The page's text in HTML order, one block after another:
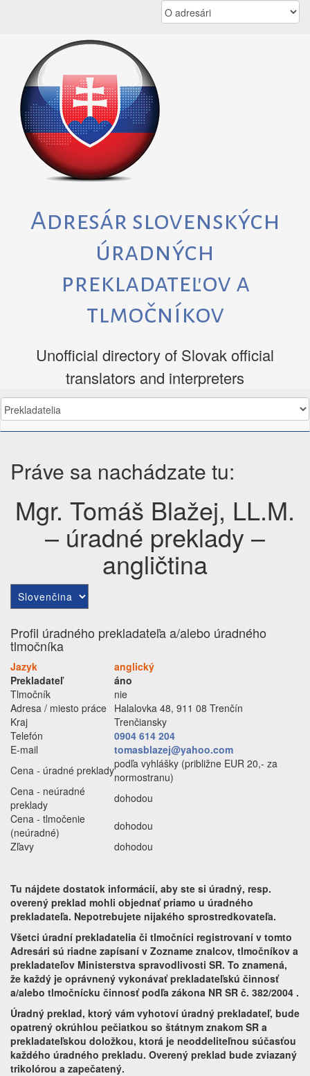
Adresár slovenských
úradných
prekladateľov a
tlmočníkov
Unofficial directory of Slovak official
translators and interpreters
Práve sa nachádzate tu:
Mgr. Tomáš Blažej, LL.M.
– úradné preklady –
angličtina
Choose
Profil úradného prekladateľa a/alebo úradného
tlmočníka
Jazyk
anglický
Prekladateľ
áno
Tlmočník
nie
Adresa / miesto práce Halalovka 48, 911 08 Trenčín
Kraj
Trenčiansky
Telefón
0904 614 204
E-mail
tomasblazej@yahoo.com
Cena - úradné prekladypodľa vyhlášky (približne EUR 20,- za
normostranu)
Cena - neúradné
preklady
dohodou
Cena - tlmočenie
(neúradné)
dohodou
Zľavy
dohodou
Tu nájdete dostatok informácií, aby ste si úradný, resp.
overený preklad mohli objednať priamo u úradného
prekladateľa. Nepotrebujete nijakého sprostredkovateľa.
Všetci úradní prekladatelia či tlmočníci registrovaní v tomto
Adresári sú riadne zapísaní v Zozname znalcov, tlmočníkov a
prekladateľov Ministerstva spravodlivosti SR. To znamená,
že každý je oprávnený vykonávať prekladateľskú činnosť
a/alebo tlmočnícku činnosť podľa zákona NR SR č. 382/2004 .
Úradný preklad, ktorý vám vyhotoví úradný prekladateľ, bude
opatrený okrúhlou pečiatkou so štátnym znakom SR a
prekladateľskou doložkou, ktorá je neoddeliteľnou súčasťou
každého úradného prekladu. Overený preklad bude zviazaný
trikolórou a zapečatený.